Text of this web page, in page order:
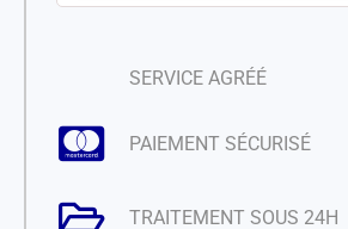
SERVICE AGRÉÉ
PAIEMENT SÉCURISÉ
TRAITEMENT SOUS 24H